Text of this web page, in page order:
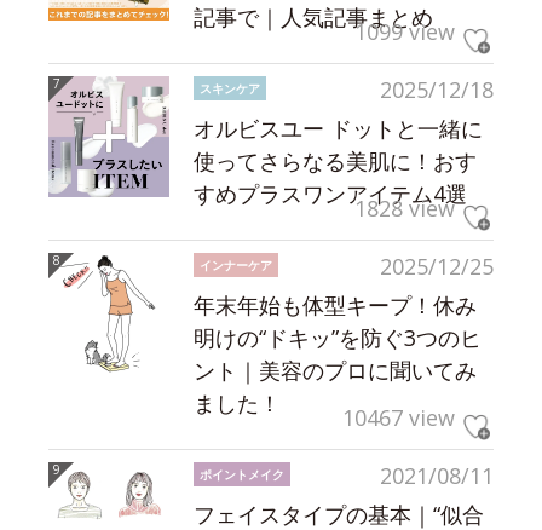
記事で｜人気記事まとめ
1099 view
2025/12/18
スキンケア
オルビスユー ドットと一緒に
使ってさらなる美肌に！おす
すめプラスワンアイテム4選
1828 view
2025/12/25
インナーケア
年末年始も体型キープ！休み
明けの“ドキッ”を防ぐ3つのヒ
ント｜美容のプロに聞いてみ
ました！
10467 view
2021/08/11
ポイントメイク
フェイスタイプの基本｜“似合